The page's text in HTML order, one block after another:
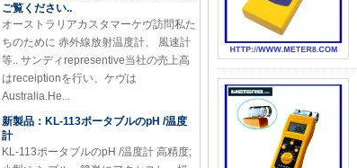
オーストラリアカスタマーケヴ訪問私た
ちのために 赤外線放射温度計、 風速計
等.. サンディrepresentive当社の売上高
はreceiptionを行い、ケヴは
Australia.He...
計
KL-113ポータブルのpH /温度計 高精度;
小型;シンプル、簡単にアクセスし、操